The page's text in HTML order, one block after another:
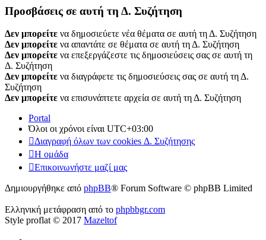
Προσβάσεις σε αυτή τη Δ. Συζήτηση
Δεν μπορείτε να δημοσιεύετε νέα θέματα σε αυτή τη Δ. Συζήτηση
Δεν μπορείτε να απαντάτε σε θέματα σε αυτή τη Δ. Συζήτηση
Δεν μπορείτε να επεξεργάζεστε τις δημοσιεύσεις σας σε αυτή τη
Δ. Συζήτηση
Δεν μπορείτε να διαγράφετε τις δημοσιεύσεις σας σε αυτή τη Δ.
Συζήτηση
Δεν μπορείτε να επισυνάπτετε αρχεία σε αυτή τη Δ. Συζήτηση
Portal
Όλοι οι χρόνοι είναι UTC+03:00
Διαγραφή όλων των cookies Δ. Συζήτησης
Η ομάδα
Επικοινωνήστε μαζί μας
Δημιουργήθηκε από phpBB® Forum Software © phpBB Limited
Ελληνική μετάφραση από το phpbbgr.com
Style proflat © 2017 Mazeltof